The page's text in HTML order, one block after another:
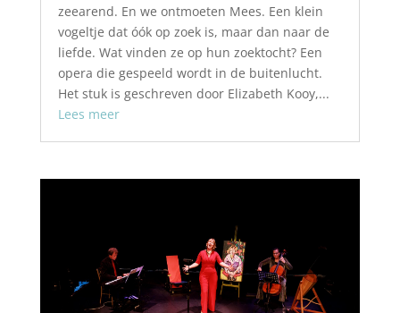
zeearend. En we ontmoeten Mees. Een klein
vogeltje dat óók op zoek is, maar dan naar de
liefde. Wat vinden ze op hun zoektocht? Een
opera die gespeeld wordt in de buitenlucht.
Het stuk is geschreven door Elizabeth Kooy,...
Lees meer